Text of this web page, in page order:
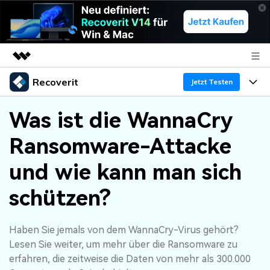
Top-Produkte
Dienstprogramme
Business
Überblick
Lösungen
Über uns
Presseraum
Shop
Support
Recoverit Jetzt Testen
Produkte
Recoverit für Windows
KI
Ein führendes Tool zur Datenrettung für Windows
Recoverit für Mac
KI
Funktionen
Wiederherstellung von Laufwerken
Gel?schte Medien wiederherstellen
Exklusive Wiederherstellungsl?sungen Neu
Ressourcen
Warum Recoverit
Experte für Datenrettung
Kundengeschichten
Guide
Was ist die WannaCry
Ransomware-Attacke
und wie kann man sich
schützen?
Haben Sie jemals von dem WannaCry-Virus gehört?
Lesen Sie weiter, um mehr über die Ransomware zu
erfahren, die zeitweise die Daten von mehr als 300.000